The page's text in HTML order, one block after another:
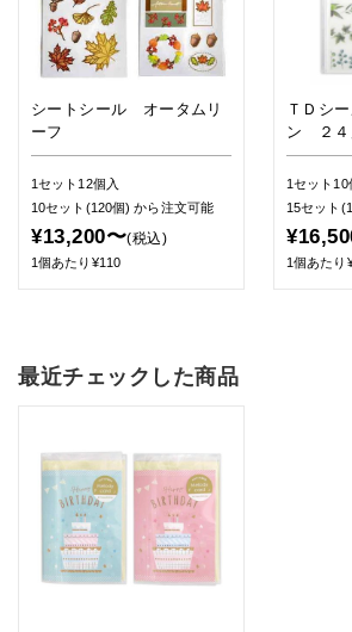
シートシール オータムリ
ーフ
1セット12個入
10セット(120個)から注文可能
¥13,200〜(税込)
1個あたり¥110
ＴＤシ
ン ２４
1セット10
15セット
1個あたり
最近チェックした商品